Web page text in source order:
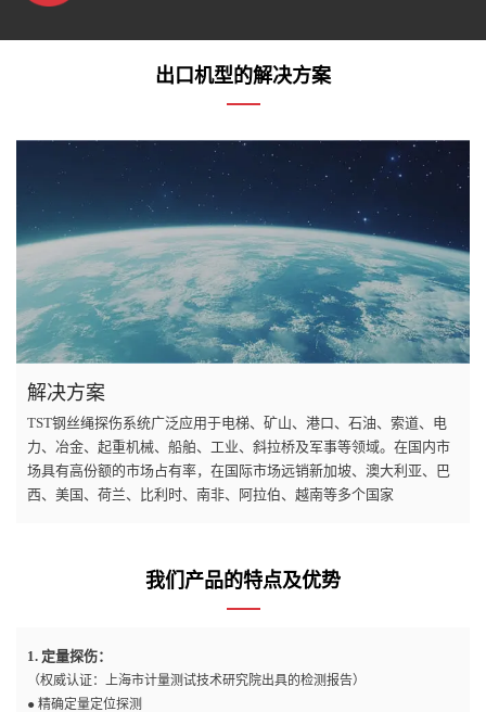
出口机型的解决方案
解决方案
TST钢丝绳探伤系统广泛应用于电梯、矿山、港口、石油、索道、电
力、冶金、起重机械、船舶、工业、斜拉桥及军事等领域。在国内市
场具有高份额的市场占有率，在国际市场远销新加坡、澳大利亚、巴
西、美国、荷兰、比利时、南非、阿拉伯、越南等多个国家
我们产品的特点及优势
1. 定量探伤：
（权威认证：上海市计量测试技术研究院出具的检测报告）
● 精确定量定位探测